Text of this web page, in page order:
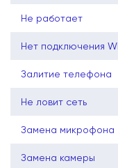
Не работает
Нет подключения
Залитие телефона
Не ловит сеть
Замена микрофона
Замена камеры